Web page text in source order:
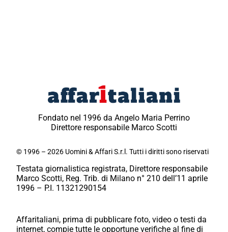
Fondato nel 1996 da Angelo Maria Perrino
Direttore responsabile Marco Scotti
© 1996 – 2026 Uomini & Affari S.r.l. Tutti i diritti sono riservati
Testata giornalistica registrata, Direttore responsabile
Marco Scotti, Reg. Trib. di Milano n° 210 dell’11 aprile
1996 – P.I. 11321290154
Affaritaliani, prima di pubblicare foto, video o testi da
internet, compie tutte le opportune verifiche al fine di